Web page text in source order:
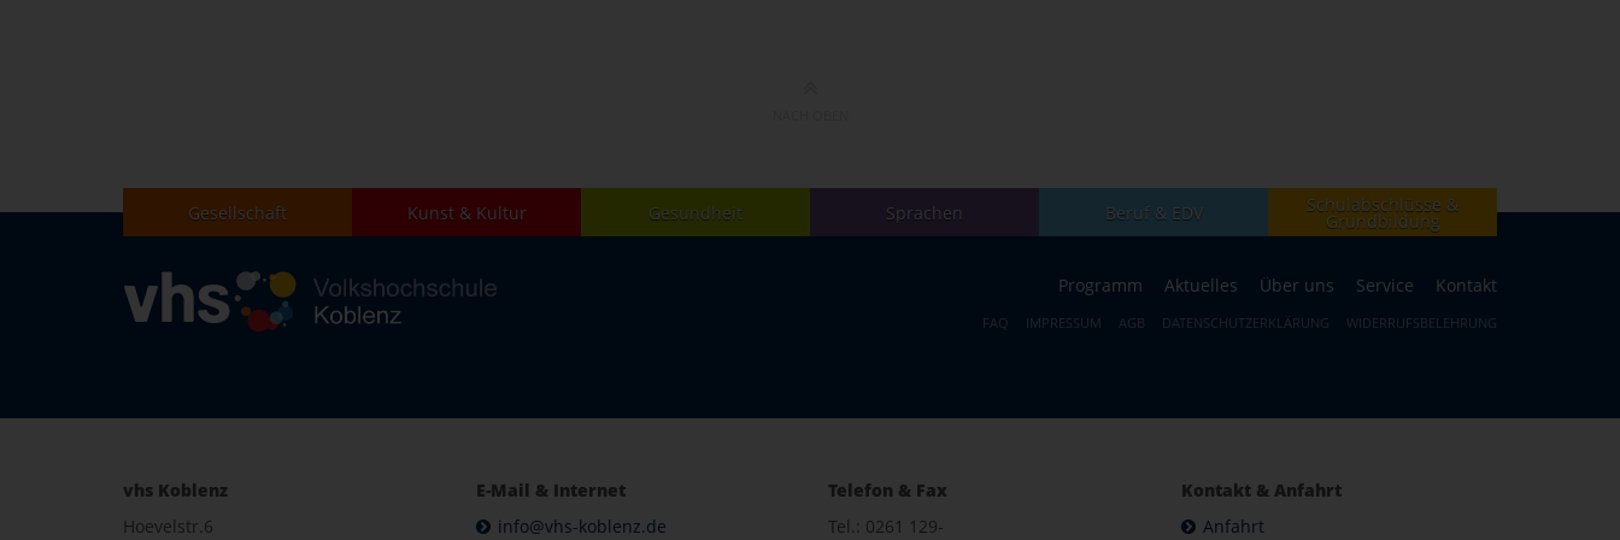
Gesellschaft Kunst & Kultur Gesundheit Sprachen Beruf & EDV Schulabschlüsse &
Grundbildung
Programm Aktuelles Über uns Service Kontakt
FAQ IMPRESSUM AGB DATENSCHUTZERKLÄRUNG WIDERRUFSBELEHRUNG
vhs Koblenz
Hoevelstr.6
E-Mail & Internet
info@vhs-koblenz.de
Telefon & Fax
Tel.: 0261 129-
Kontakt & Anfahrt
Anfahrt